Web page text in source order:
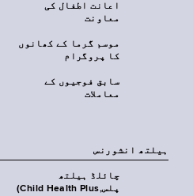
اعانت اطفال کی
معاونت
موسم گرما کے کھانوں
کا پروگرام
سابق فوجیوں کے
معاملات
‏ہیلتھ انشورنس
چائلڈ ہیلتھ
پلس‎(Child Health Plus,